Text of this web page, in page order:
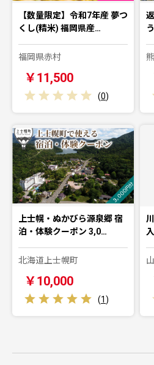
【数量限定】令和7年産 夢つ
くし(精米) 福岡県産…
福岡県赤村
￥11,500
(0)
上士幌・ぬかびら源泉郷 宿
泊・体験クーポン 3,0…
北海道上士幌町
￥10,000
(1)